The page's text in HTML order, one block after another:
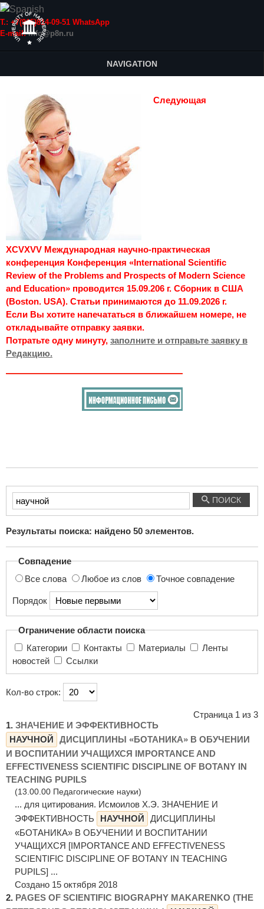
Т.: +7(915)814-09-51 WhatsApp
E-mail:info@p8n.ru
NAVIGATION
Следующая
XCVXVV Международная научно-практическая
конференция Конференция «International Scientific
Review of the Problems and Prospects of Modern Science
and Education» проводится 15.09.206 г. Сборник в США
(Boston. USA). Статьи принимаются до 11.09.2026 г.
Если Вы хотите напечататься в ближайшем номере, не
откладывайте отправку заявки.
Потратьте одну минуту, заполните и отправьте заявку в
Редакцию.
Введите
текст
поиска...
ПОИСК
Результаты поиска: найдено 50 элементов.
Совпадение
Все слова
Любое из слов Точное совпадение
Порядок
Ограничение области поиска
Категории
Контакты Материалы
новостей
Ссылки
Кол-во строк:
Страница 1 из 3
1. ЗНАЧЕНИЕ И ЭФФЕКТИВНОСТЬ
НАУЧНОЙ
ДИСЦИПЛИНЫ «БОТАНИКА» В ОБУЧЕНИИ
И ВОСПИТАНИИ УЧАЩИХСЯ IMPORTANCE AND
EFFECTIVENESS SCIENTIFIC DISCIPLINE OF BOTANY IN
TEACHING PUPILS
(13.00.00 Педагогические науки)
... для цитирования. Исмоилов Х.Э. ЗНАЧЕНИЕ И
ЭФФЕКТИВНОСТЬ
НАУЧНОЙ
ДИСЦИПЛИНЫ
«БОТАНИКА» В ОБУЧЕНИИ И ВОСПИТАНИИ
УЧАЩИХСЯ [IMPORTANCE AND EFFECTIVENESS
SCIENTIFIC DISCIPLINE OF BOTANY IN TEACHING
PUPILS] ...
Создано 15 октября 2018
2. PAGES OF SCIENTIFIC BIOGRAPHY MAKARENKO (THE